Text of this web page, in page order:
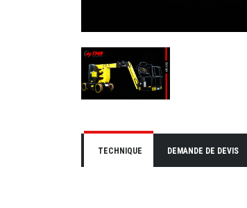
TECHNIQUE DEMANDE DE DEVIS